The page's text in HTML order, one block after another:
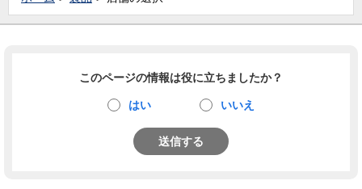
このページの情報は役に立ちましたか？
はい いいえ
送信する